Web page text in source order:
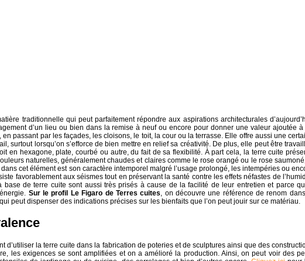
traditionnelle qui peut parfaitement répondre aux aspirations architecturales
d’un lieu ou bien dans la remise à neuf ou encore pour donner une valeur ajoutée à
passant par les façades, les cloisons, le toit, la cour ou la terrasse. Elle offre aussi une
surtout lorsqu’on s’efforce de bien mettre en relief sa créativité. De plus, elle peut être
en hexagone, plate, courbé ou autre, du fait de sa flexibilité. À part cela, la terre cuite
naturelles, généralement chaudes et claires comme le rose orangé ou le rose
cet élément est son caractère intemporel malgré l’usage prolongé, les intempéries ou
favorablement aux séismes tout en préservant la santé contre les effets néfastes de
base de terre cuite sont aussi très prisés à cause de la facilité de leur entretien et parce
Sur le profil Le Figaro de Terres cuites , on découvre une référence de renom
peut dispenser des indications précises sur les bienfaits que l’on peut jouir sur ce matériau.
d’utiliser la terre cuite dans la fabrication de poteries et de sculptures ainsi que des
les exigences se sont amplifiées et on a amélioré la production. Ainsi, on peut voir des